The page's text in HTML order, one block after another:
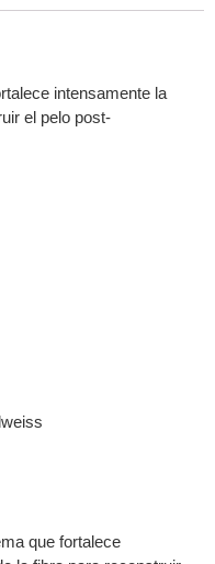
intensamente la
el pelo post-
que fortalece